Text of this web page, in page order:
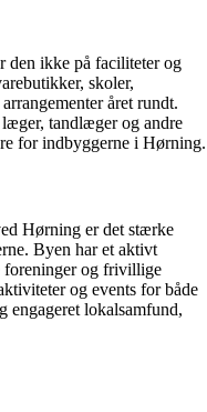
den ikke på faciliteter og
skoler,
året rundt.
tandlæger og andre
for indbyggerne i Hørning.
Hørning er det stærke
Byen har et aktivt
foreninger og frivillige
og events for både
engageret lokalsamfund,